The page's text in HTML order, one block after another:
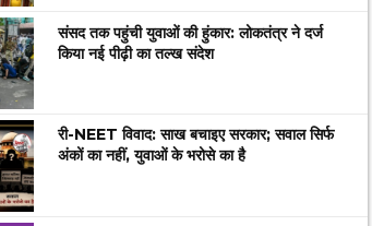
संसद तक पहुंची युवाओं की हुंकार: लोकतंत्र ने दर्ज
किया नई पीढ़ी का तल्ख संदेश
री-NEET विवाद: साख बचाइए सरकार; सवाल सिर्फ
अंकों का नहीं, युवाओं के भरोसे का है